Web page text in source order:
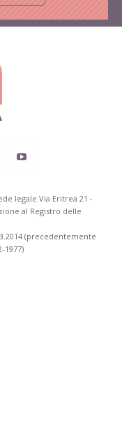
legale Via Eritrea 21 -
al Registro delle
(precedentemente
1977)